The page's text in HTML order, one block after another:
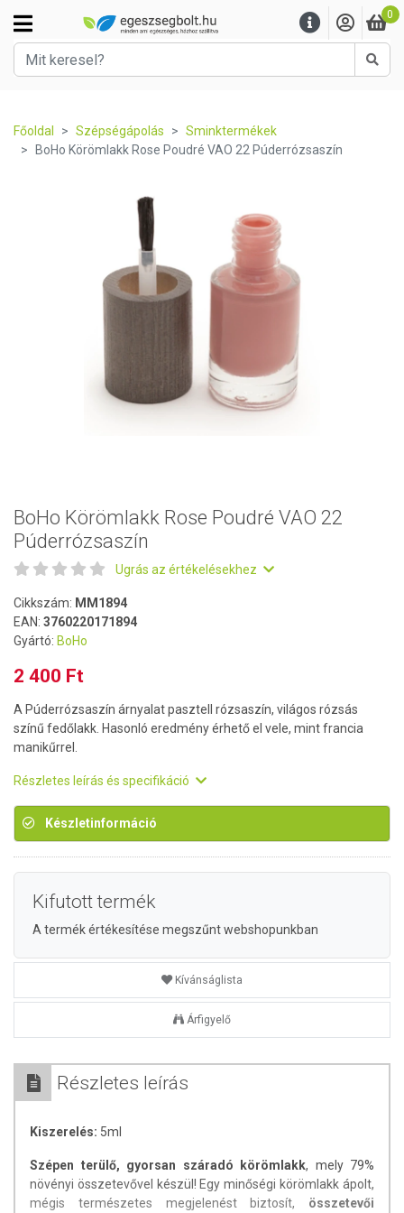
0
Főoldal Szépségápolás
Sminktermékek
BoHo Körömlakk Rose Poudré VAO 22 Púderrózsaszín
BoHo Körömlakk Rose Poudré VAO 22
Púderrózsaszín
Ugrás az értékelésekhez
Cikkszám: MM1894
EAN: 3760220171894
Gyártó: BoHo
2 400 Ft
A Púderrózsaszín árnyalat pasztell rózsaszín, világos rózsás
színű fedőlakk. Hasonló eredmény érhető el vele, mint francia
manikűrrel.
Részletes leírás és specifikáció
Készletinformáció
Kifutott termék
A termék értékesítése megszűnt webshopunkban
Kívánságlista
Árfigyelő
Részletes leírás
Kiszerelés: 5ml
Szépen terülő, gyorsan száradó körömlakk, mely 79%
növényi összetevővel készül! Egy minőségi körömlakk ápolt,
mégis természetes megjelenést biztosít, összetevői